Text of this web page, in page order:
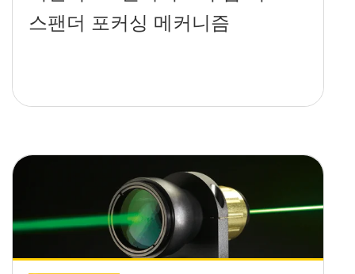
스팬더 포커싱 메커니즘